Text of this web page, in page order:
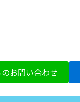
お問い合わせ